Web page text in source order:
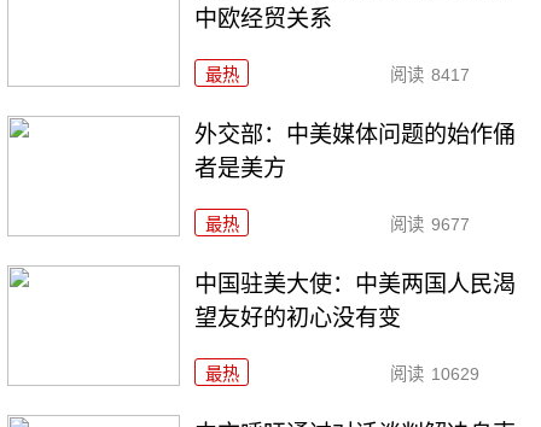
中欧经贸关系
最热 阅读 8417
外交部：中美媒体问题的始作俑
者是美方
最热 阅读 9677
中国驻美大使：中美两国人民渴
望友好的初心没有变
最热 阅读 10629